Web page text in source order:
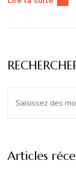
Articles